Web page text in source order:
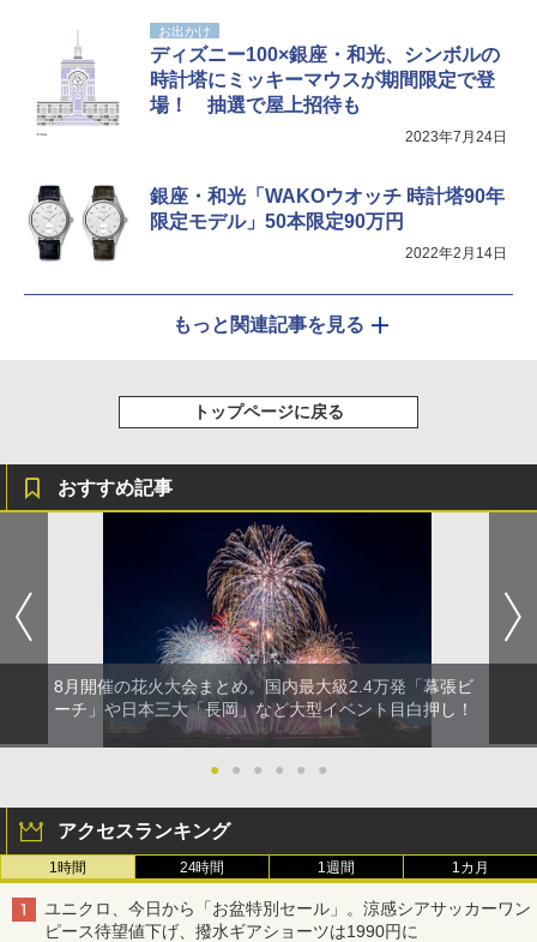
お出かけ
ディズニー100×銀座・和光、シンボルの
時計塔にミッキーマウスが期間限定で登
場！ 抽選で屋上招待も
2023年7月24日
銀座・和光「WAKOウオッチ 時計塔90年
限定モデル」50本限定90万円
2022年2月14日
もっと関連記事を見る
トップページに戻る
おすすめ記事
8月開催の花火大会まとめ。国内最大級2.4万発「幕張ビ
ーチ」や日本三大「長岡」など大型イベント目白押し！
● ● ● ● ● ●
アクセスランキング
1時間 24時間 1週間 1カ月
ユニクロ、今日から「お盆特別セール」。涼感シアサッカーワン
ピース待望値下げ、撥水ギアショーツは1990円に